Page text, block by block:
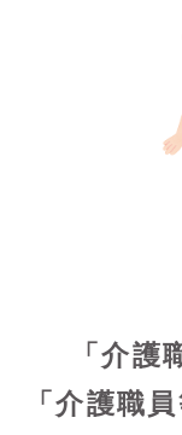
「介護
「介護職